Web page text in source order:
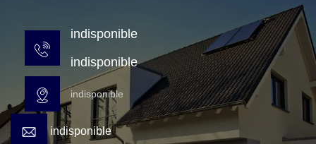
indisponible
indisponible
indisponible
indisponible